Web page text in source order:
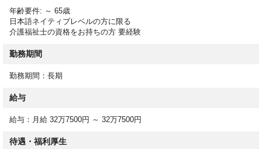
具体的には、ご入居者様の生活プラン（ケアプラン）の立案・実
企画・立案、などサービス提供の核として活躍を期待されていま
【応募資格】
介護福祉士の資格をお持ちの方
※応募の際に、保有資格をご記載いただくと、選考がスムーズで
年齢要件: ～ 65歳
日本語ネイティブレベルの方に限る
介護福祉士の資格をお持ちの方 要経験
勤務期間
勤務期間：長期
給与
給与：月給 32万7500円 ～ 32万7500円
待遇・福利厚生